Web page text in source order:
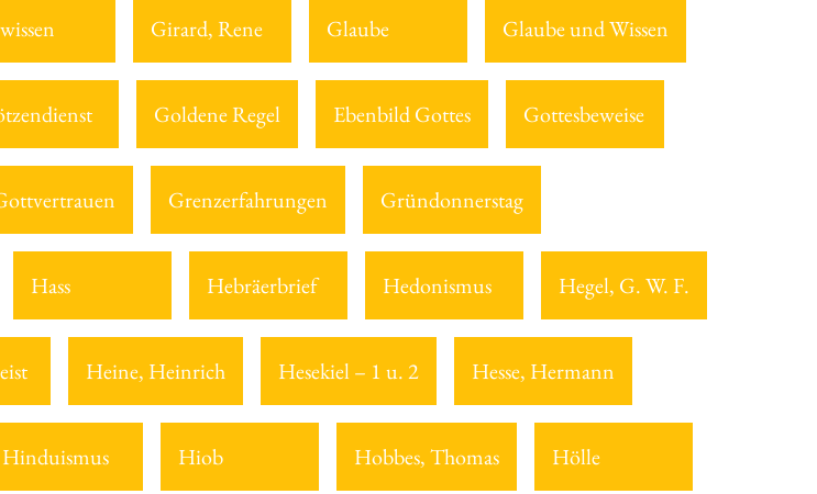
Girard, Rene Glaube Glaube und Wissen
Goldene Regel Ebenbild Gottes Gottesbeweise
Grenzerfahrungen Gründonnerstag
Hass Hebräerbrief Hedonismus Hegel, G. W. F.
Heine, Heinrich Hesekiel – 1 u. 2 Hesse, Hermann
Hinduismus Hiob Hobbes, Thomas Hölle